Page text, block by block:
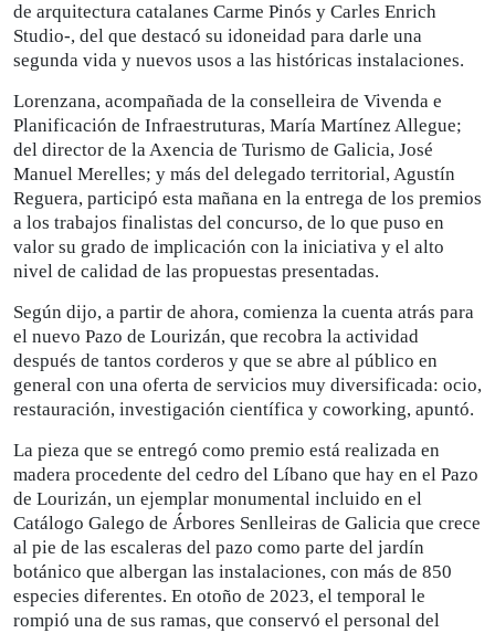
de arquitectura catalanes Carme Pinós y Carles Enrich
Studio-, del que destacó su idoneidad para darle una
segunda vida y nuevos usos a las históricas instalaciones.
Lorenzana, acompañada de la conselleira de Vivenda e
Planificación de Infraestruturas, María Martínez Allegue;
del director de la Axencia de Turismo de Galicia, José
Manuel Merelles; y más del delegado territorial, Agustín
Reguera, participó esta mañana en la entrega de los premios
a los trabajos finalistas del concurso, de lo que puso en
valor su grado de implicación con la iniciativa y el alto
nivel de calidad de las propuestas presentadas.
Según dijo, a partir de ahora, comienza la cuenta atrás para
el nuevo Pazo de Lourizán, que recobra la actividad
después de tantos corderos y que se abre al público en
general con una oferta de servicios muy diversificada: ocio,
restauración, investigación científica y coworking, apuntó.
La pieza que se entregó como premio está realizada en
madera procedente del cedro del Líbano que hay en el Pazo
de Lourizán, un ejemplar monumental incluido en el
Catálogo Galego de Árbores Senlleiras de Galicia que crece
al pie de las escaleras del pazo como parte del jardín
botánico que albergan las instalaciones, con más de 850
especies diferentes. En otoño de 2023, el temporal le
rompió una de sus ramas, que conservó el personal del